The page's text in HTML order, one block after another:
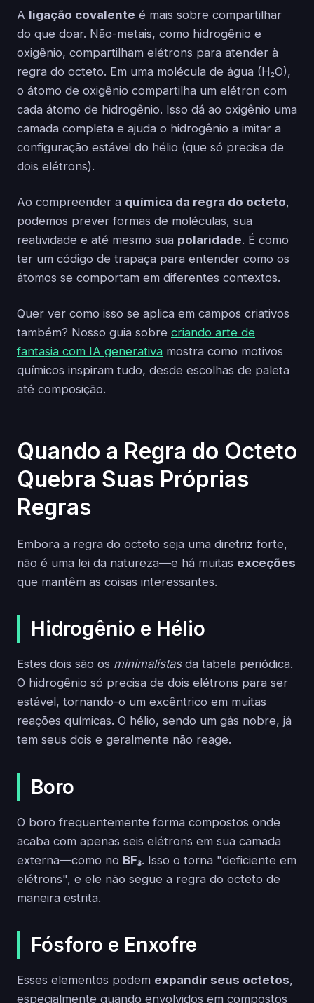
A ligação covalente é mais sobre compartilhar
do que doar. Não-metais, como hidrogênio e
oxigênio, compartilham elétrons para atender à
regra do octeto. Em uma molécula de água (H₂O),
o átomo de oxigênio compartilha um elétron com
cada átomo de hidrogênio. Isso dá ao oxigênio uma
camada completa e ajuda o hidrogênio a imitar a
configuração estável do hélio (que só precisa de
dois elétrons).
Ao compreender a química da regra do octeto,
podemos prever formas de moléculas, sua
reatividade e até mesmo sua polaridade. É como
ter um código de trapaça para entender como os
átomos se comportam em diferentes contextos.
Quer ver como isso se aplica em campos criativos
também? Nosso guia sobre criando arte de
fantasia com IA generativa mostra como motivos
químicos inspiram tudo, desde escolhas de paleta
até composição.
Quando a Regra do Octeto
Quebra Suas Próprias
Regras
Embora a regra do octeto seja uma diretriz forte,
não é uma lei da natureza—e há muitas exceções
que mantêm as coisas interessantes.
Hidrogênio e Hélio
Estes dois são os minimalistasda tabela periódica.
O hidrogênio só precisa de dois elétrons para ser
estável, tornando-o um excêntrico em muitas
reações químicas. O hélio, sendo um gás nobre, já
tem seus dois e geralmente não reage.
Boro
O boro frequentemente forma compostos onde
acaba com apenas seis elétrons em sua camada
externa—como no BF₃. Isso o torna "deficiente em
elétrons", e ele não segue a regra do octeto de
maneira estrita.
Fósforo e Enxofre
Esses elementos podem expandir seus octetos,
especialmente quando envolvidos em compostos